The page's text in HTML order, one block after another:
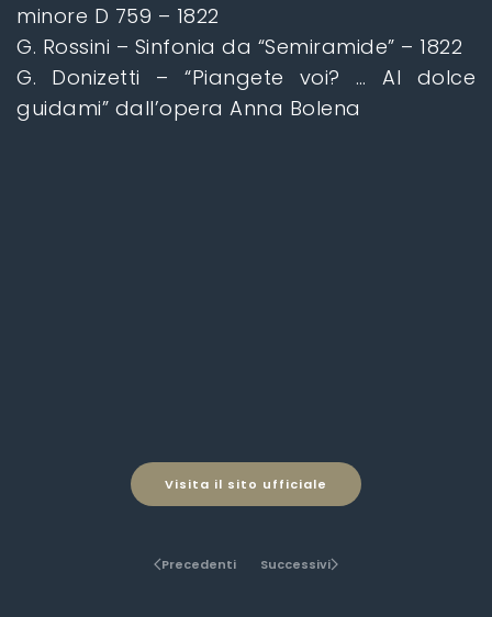
minore D 759 – 1822
G. Rossini – Sinfonia da “Semiramide” – 1822
G. Donizetti – “Piangete voi? … Al dolce
guidami” dall’opera Anna Bolena
Visita il sito ufficiale
Precedenti Successivi